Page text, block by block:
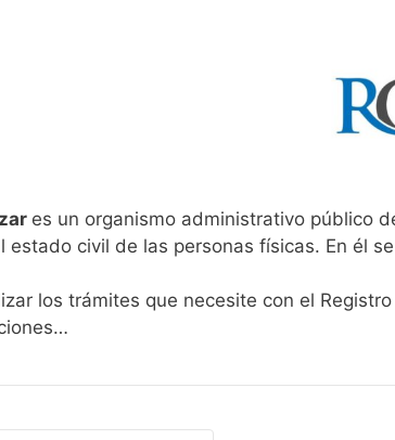
es un organismo administrativo público
estado civil de las personas físicas. En él
los trámites que necesite con el